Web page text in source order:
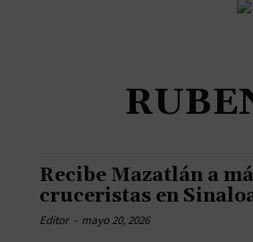
Recibe Mazatlán a
cruceristas en
Editor - mayo 20, 2026